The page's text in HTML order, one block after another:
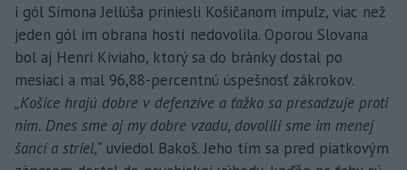
i gól Simona Jellúša priniesli Košičanom impulz, viac než
jeden gól im obrana hostí nedovolila. Oporou Slovana
bol aj Henri Kiviaho, ktorý sa do bránky dostal po
mesiaci a mal 96,88-percentnú úspešnosť zákrokov.
„Košice hrajú dobre v defenzíve a ťažko sa presadzuje proti
nim. Dnes sme aj my dobre vzadu, dovolili sme im menej
šancí a striel,“ uviedol Bakoš. Jeho tím sa pred piatkovým